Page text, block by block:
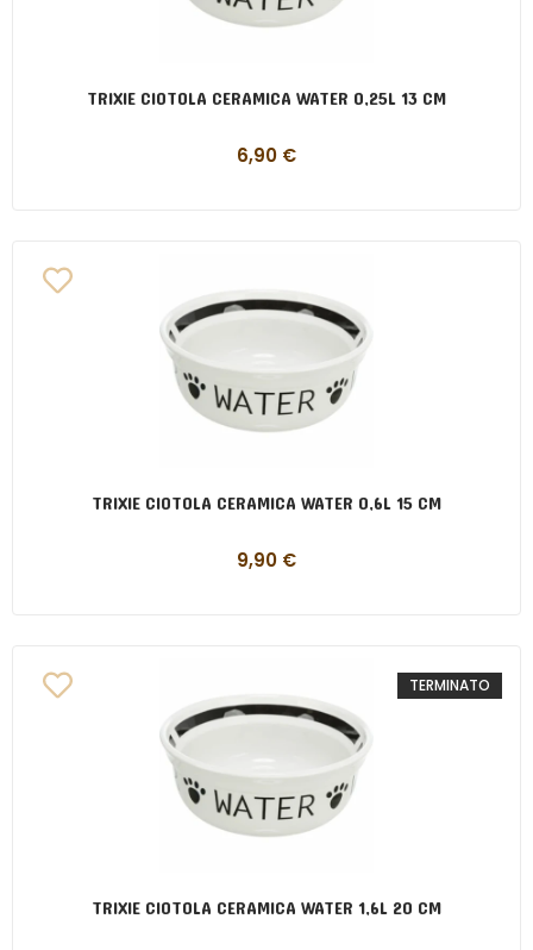
TRIXIE CIOTOLA CERAMICA WATER 0,25L 13 CM
6,90 €
TRIXIE CIOTOLA CERAMICA WATER 0,6L 15 CM
9,90 €
TERMINATO
TRIXIE CIOTOLA CERAMICA WATER 1,6L 20 CM